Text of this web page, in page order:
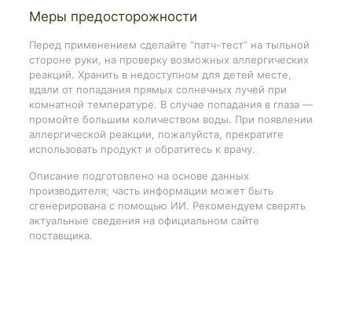
Меры предосторожности
Перед применением сделайте “патч-тест” на тыльной
стороне руки, на проверку возможных аллергических
реакций. Хранить в недоступном для детей месте,
вдали от попадания прямых солнечных лучей при
комнатной температуре. В случае попадания в глаза —
промойте большим количеством воды. При появлении
аллергической реакции, пожалуйста, прекратите
использовать продукт и обратитесь к врачу.
Описание подготовлено на основе данных
производителя; часть информации может быть
сгенерирована с помощью ИИ. Рекомендуем сверять
актуальные сведения на официальном сайте
поставщика.